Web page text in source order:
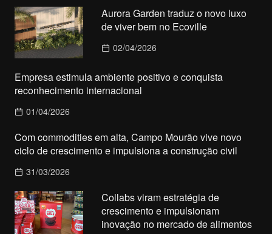
Aurora Garden traduz o novo luxo
de viver bem no Ecoville
02/04/2026
Empresa estimula ambiente positivo e conquista
reconhecimento internacional
01/04/2026
Com commodities em alta, Campo Mourão vive novo
ciclo de crescimento e impulsiona a construção civil
31/03/2026
Collabs viram estratégia de
crescimento e impulsionam
inovação no mercado de alimentos